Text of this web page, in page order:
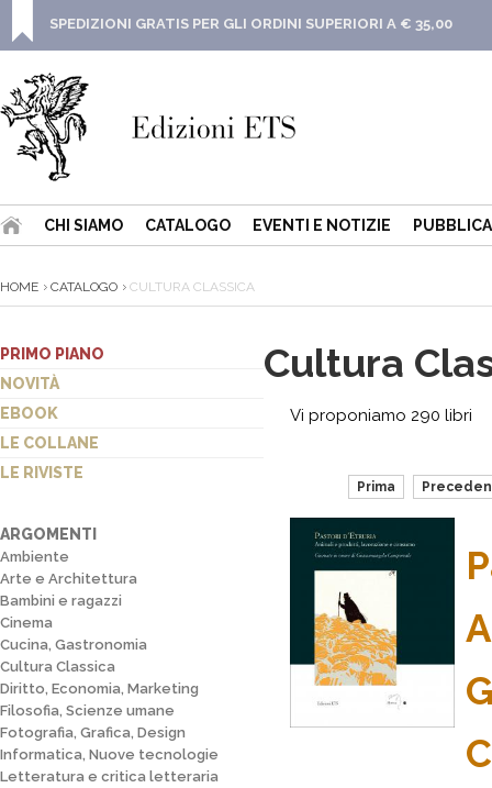
SPEDIZIONI GRATIS PER GLI ORDINI SUPERIORI A € 35,00
CHI SIAMO CATALOGO EVENTI E NOTIZIE
HOME CATALOGO CULTURA CLASSICA
PRIMO PIANO
NOVITÀ
EBOOK
LE COLLANE
LE RIVISTE
ARGOMENTI
Ambiente
Arte e Architettura
Bambini e ragazzi
Cinema
Cucina, Gastronomia
Cultura Classica
Diritto, Economia, Marketing
Filosofia, Scienze umane
Fotografia, Grafica, Design
Informatica, Nuove tecnologie
Letteratura e critica letteraria
Cultura
Vi proponiamo 290 libri
Prima